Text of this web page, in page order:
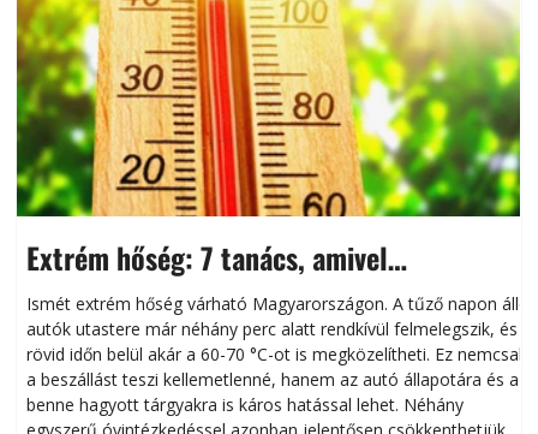
Extrém hőség: 7 tanács, amivel
megóvhatjuk autónkat a nyári károktól
Ismét extrém hőség várható Magyarországon. A tűző napon álló
autók utastere már néhány perc alatt rendkívül felmelegszik, és
rövid időn belül akár a 60-70 °C-ot is megközelítheti. Ez nemcsak
a beszállást teszi kellemetlenné, hanem az autó állapotára és a
benne hagyott tárgyakra is káros hatással lehet. Néhány